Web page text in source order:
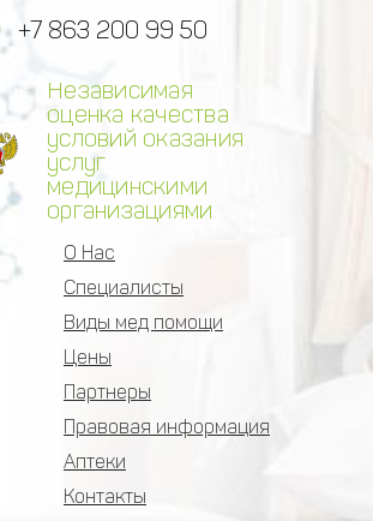
+7 863 200 99 50
Независимая
оценка качества
условий оказания
услуг
медицинскими
организациями
О Нас
Специалисты
Виды мед помощи
Цены
Партнеры
Правовая информация
Аптеки
Контакты